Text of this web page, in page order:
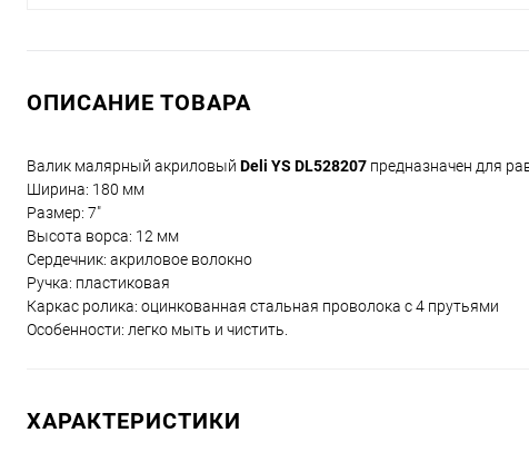
ОПИСАНИЕ ТОВАРА
Валик малярный акриловый Deli YS DL528207 предназначен для
Ширина: 180 мм
Размер: 7"
Высота ворса: 12 мм
Сердечник: акриловое волокно
Ручка: пластиковая
Каркас ролика: оцинкованная стальная проволока с 4 прутьями
Особенности: легко мыть и чистить.
ХАРАКТЕРИСТИКИ